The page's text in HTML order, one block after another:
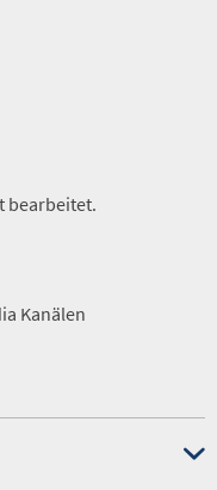
bearbeitet.
Kanälen